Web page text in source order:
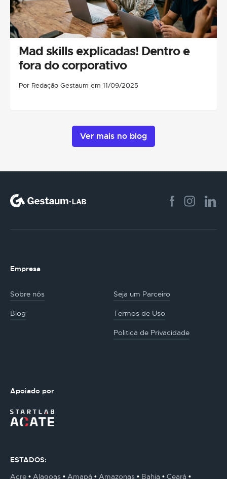
Mad skills explicadas! Dentro e
fora do corporativo
Por Redação Gestaum em 11/09/2025
Ver mais no blog
Empresa
Sobre nós Seja um Parceiro
Blog Termos de Uso
Politica de Privacidade
Apoiado por
ESTADOS:
Acre
Alagoas Amapá Amazonas Bahia Ceará